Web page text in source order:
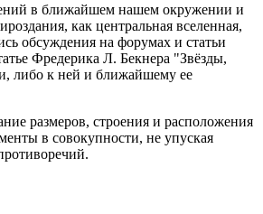
в ближайшем нашем окружении и
как центральная вселенная,
обсуждения на форумах и статьи
Фредерика Л. Бекнера "Звёзды,
либо к ней и ближайшему ее
размеров, строения и расположения
в совокупности, не упуская